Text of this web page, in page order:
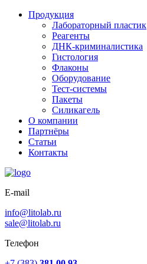
Продукция
Лабораторный пластик
Реагенты
ДНК-криминалистика
Гистология
Флаконы
Оборудование
Тест-системы
Пакеты
Силикагель
О компании
Партнёры
Статьи
Контакты
E-mail
info@litolab.ru
sale@litolab.ru
Телефон